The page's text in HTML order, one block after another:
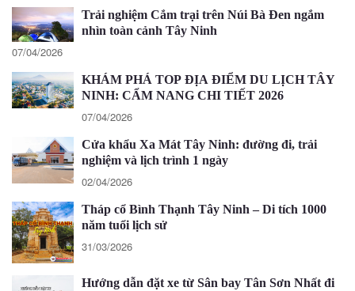
Trải nghiệm Cắm trại trên Núi Bà Đen ngắm
nhìn toàn cảnh Tây Ninh
07/04/2026
KHÁM PHÁ TOP ĐỊA ĐIỂM DU LỊCH TÂY
NINH: CẨM NANG CHI TIẾT 2026
07/04/2026
Cửa khẩu Xa Mát Tây Ninh: đường đi, trải
nghiệm và lịch trình 1 ngày
02/04/2026
Tháp cổ Bình Thạnh Tây Ninh – Di tích 1000
năm tuổi lịch sử
31/03/2026
Hướng dẫn đặt xe từ Sân bay Tân Sơn Nhất đi